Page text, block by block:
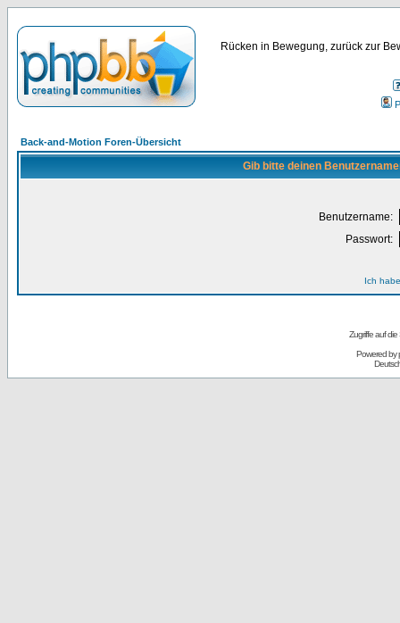
Rücken in Bewegung, zurück zur
Back-and-Motion Foren-Übersicht
Gib bitte deinen
Benutzername:
Passwort:
Ich
Zugriffe auf
Powered by